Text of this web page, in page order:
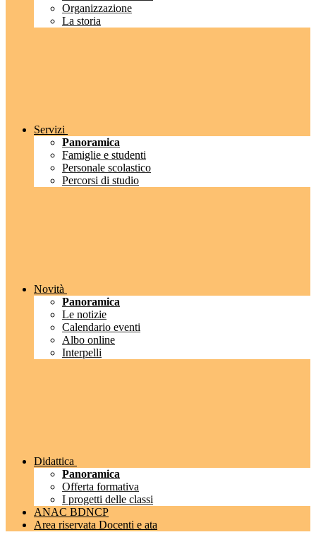
Organizzazione
La storia
Servizi
Panoramica
Famiglie e studenti
Personale scolastico
Percorsi di studio
Novità
Panoramica
Le notizie
Calendario eventi
Albo online
Interpelli
Didattica
Panoramica
Offerta formativa
I progetti delle classi
ANAC BDNCP
Area riservata Docenti e ata